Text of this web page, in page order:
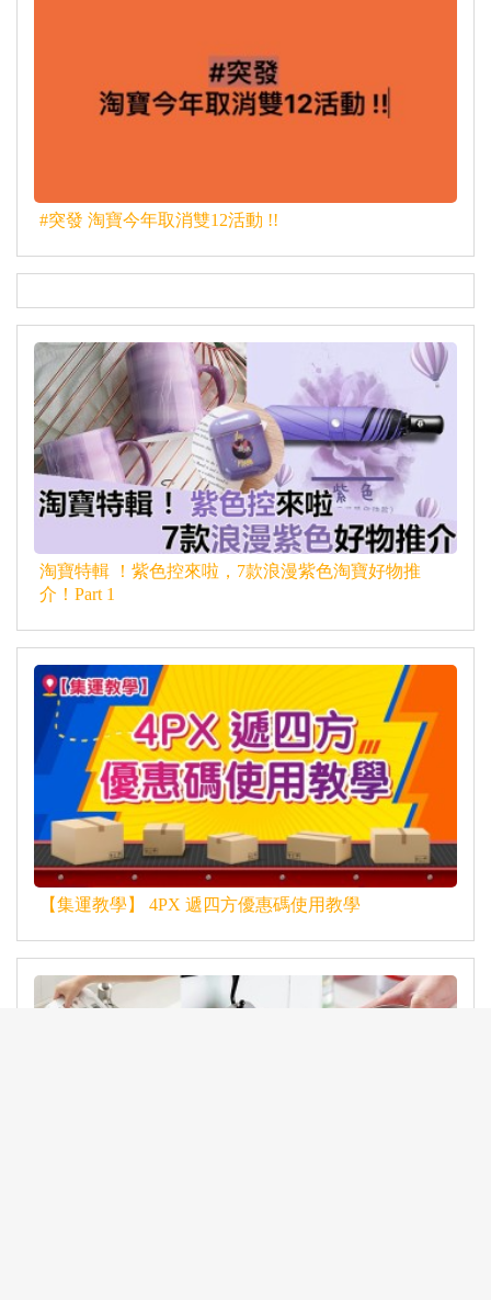
#突發 淘寶今年取消雙12活動 !!
淘寶特輯 ！紫色控來啦，7款浪漫紫色淘寶好物推
介！Part 1
【集運教學】 4PX 遞四方優惠碼使用教學